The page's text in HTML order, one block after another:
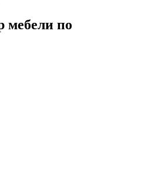
мебели по